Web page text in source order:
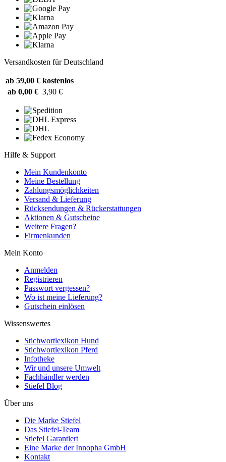
Versandkosten für Deutschland
ab 59,00 € kostenlos
ab 0,00 € 3,90 €
Hilfe & Support
Mein Kundenkonto
Meine Bestellung
Zahlungsmöglichkeiten
Versand & Lieferung
Rücksendungen & Rückerstattungen
Aktionen & Gutscheine
Weitere Fragen?
Firmenkunden
Mein Konto
Anmelden
Registrieren
Passwort vergessen?
Wo ist meine Lieferung?
Gutschein einlösen
Wissenswertes
Stichwortlexikon Hund
Stichwortlexikon Pferd
Infotheke
Wir und unsere Umwelt
Fachhändler werden
Stiefel Blog
Über uns
Die Marke Stiefel
Das Stiefel-Team
Stiefel Garantiert
Eine Marke der Innopha GmbH
Kontakt